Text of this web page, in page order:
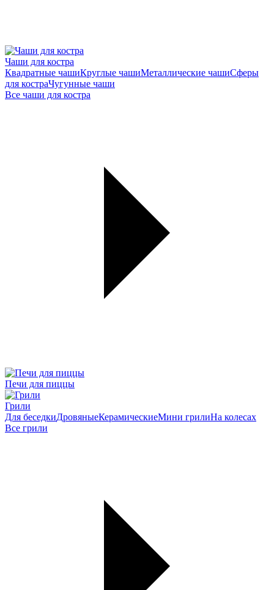
Чаши для костра
Квадратные чашиКруглые чашиМеталлические чашиСферы
для костраЧугунные чаши
Все чаши для костра
Печи для пиццы
Грили
Для беседкиДровяныеКерамическиеМини грилиНа колесах
Все грили